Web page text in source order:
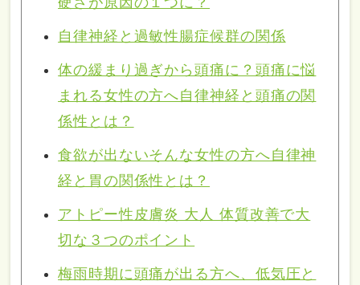
自律神経と過敏性腸症候群の関係
体の緩まり過ぎから頭痛に？頭痛に悩
まれる女性の方へ自律神経と頭痛の関
係性とは？
食欲が出ないそんな女性の方へ自律神
経と胃の関係性とは？
アトピー性皮膚炎 大人 体質改善で大
切な３つのポイント
梅雨時期に頭痛が出る方へ、低気圧と